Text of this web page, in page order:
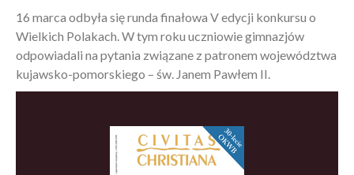
16 marca odbyła się runda finałowa V edycji konkursu o
Wielkich Polakach. W tym roku uczniowie gimnazjów
odpowiadali na pytania związane z patronem województwa
kujawsko-pomorskiego – św. Janem Pawłem II.